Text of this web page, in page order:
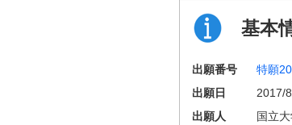
基本
出願番号 特願
出願日
2017/
出願人
国立